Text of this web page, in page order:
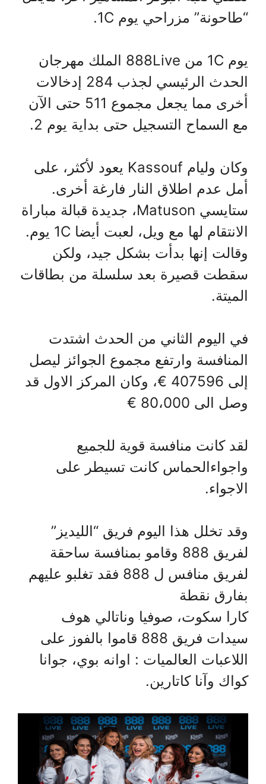
“طاحونة” مزراحي يوم 1C.
يوم 1C من 888Live الملك مهرجان
الحدث الرئيسي لجذب 284 إدخالات
أخرى مما يجعل مجموع 511 حتى الآن
مع السماح التسجيل حتى بداية يوم 2.
وكان وليام Kassouf يعود لأكثر، على
أمل عدم اطلاق النار فارغة أخرى.
ستايسي Matuson، جديدة قبالة مباراة
الانتقام لها مع ويل، لعبت أيضا 1C يوم.
وقالت إنها بدأت بشكل جيد، ولكن
سقطت قصيرة بعد سلسلة من بطاقات
الميتة.
في اليوم الثاني من الحدث اشتدت
المنافسة وارتفع مجموع الجوائز ليصل
إلى 407596 €، وكان المركز الاول قد
وصل الى 80،000 €
لقد كانت منافسة قوية للجميع
واجواءالحماس كانت تسيطر على
الاجواء.
وقد تخلل هذا اليوم فريق “الليديز”
لفريق 888 وقامو بمنافسة ساحقة
لفريق منافس ل 888 فقد تغلبو عليهم
بفارق نقطة
كارا سكوت، صوفيا وناتالي هوف
سيدات فريق 888 قاموا بالفوز على
اللاعبات العالميات : اوانه بوي، جوانا
كواك وآنا كاتارين.